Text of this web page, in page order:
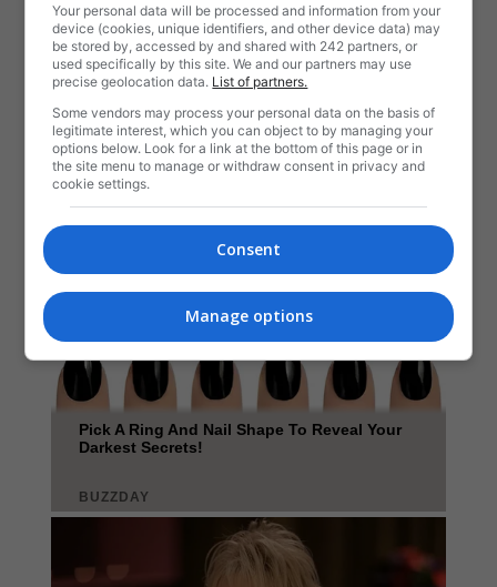
Your personal data will be processed and information from your
device (cookies, unique identifiers, and other device data) may
be stored by, accessed by and shared with 242 partners, or
used specifically by this site. We and our partners may use
precise geolocation data. List of partners.
Some vendors may process your personal data on the basis of
legitimate interest, which you can object to by managing your
options below. Look for a link at the bottom of this page or in
the site menu to manage or withdraw consent in privacy and
cookie settings.
Consent
Manage options